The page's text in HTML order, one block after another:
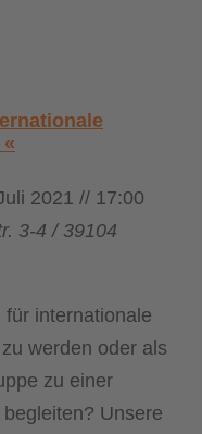
2021 // 17:00
3-4 / 39104
für internationale
werden oder als
zu einer
Unsere